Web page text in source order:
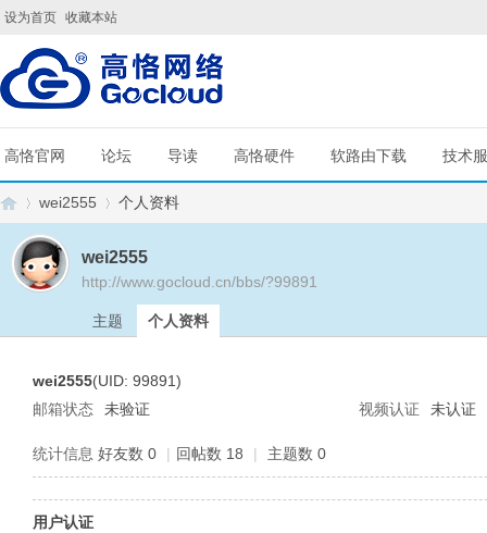
设为首页 收藏本站
高恪官网 论坛 导读 高恪硬件 软路由下载 技术
wei2555
›
个人资料
wei2555
http://www.gocloud.cn/bbs/?99891
主题 个人资料
wei2555(UID: 99891)
邮箱状态
未验证 视频认证 未认证
统计信息 好友数 0 | 回帖数 18 | 主题数 0
用户认证